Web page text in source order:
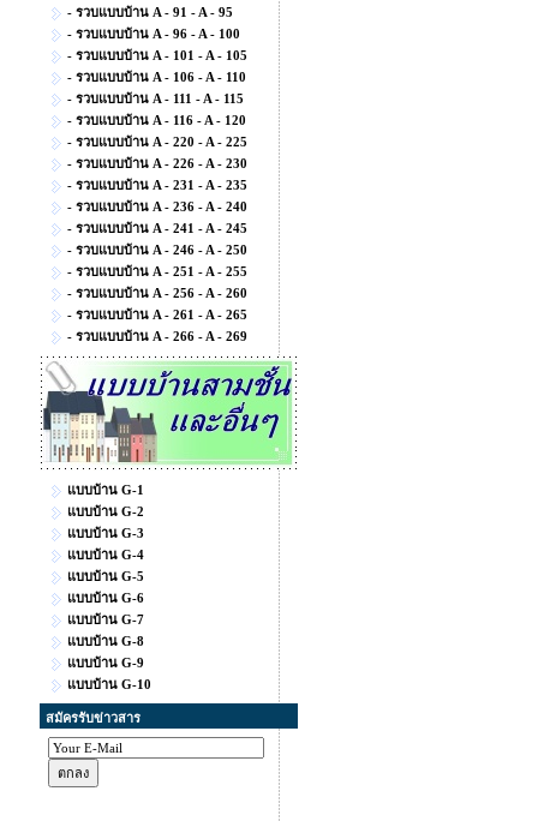
- รวบแบบบ้าน A - 91 - A - 95
- รวบแบบบ้าน A - 96 - A - 100
- รวบแบบบ้าน A - 101 - A - 105
- รวบแบบบ้าน A - 106 - A - 110
- รวบแบบบ้าน A - 111 - A - 115
- รวบแบบบ้าน A - 116 - A - 120
- รวบแบบบ้าน A - 220 - A - 225
- รวบแบบบ้าน A - 226 - A - 230
- รวบแบบบ้าน A - 231 - A - 235
- รวบแบบบ้าน A - 236 - A - 240
- รวบแบบบ้าน A - 241 - A - 245
- รวบแบบบ้าน A - 246 - A - 250
- รวบแบบบ้าน A - 251 - A - 255
- รวบแบบบ้าน A - 256 - A - 260
- รวบแบบบ้าน A - 261 - A - 265
- รวบแบบบ้าน A - 266 - A - 269
แบบบ้าน G-1
แบบบ้าน G-2
แบบบ้าน G-3
แบบบ้าน G-4
แบบบ้าน G-5
แบบบ้าน G-6
แบบบ้าน G-7
แบบบ้าน G-8
แบบบ้าน G-9
แบบบ้าน G-10
สมัครรับข่าวสาร